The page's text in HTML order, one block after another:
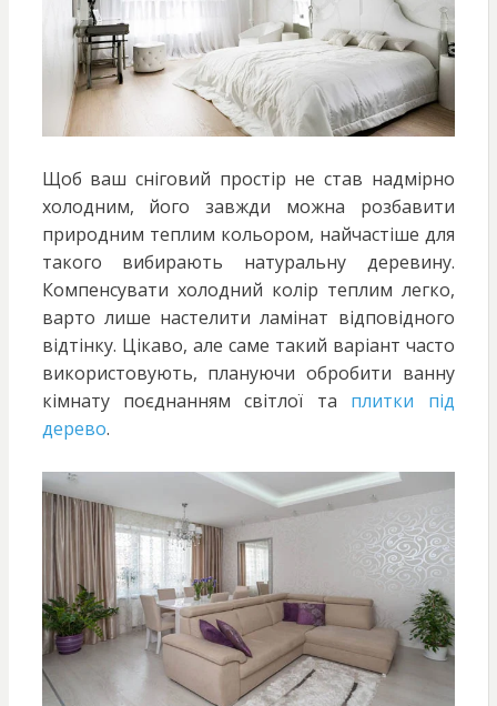
Щоб ваш сніговий простір не став надмірно
холодним, його завжди можна розбавити
природним теплим кольором, найчастіше для
такого вибирають натуральну деревину.
Компенсувати холодний колір теплим легко,
варто лише настелити ламінат відповідного
відтінку. Цікаво, але саме такий варіант часто
використовують, плануючи обробити ванну
кімнату поєднанням світлої та плитки під
дерево.